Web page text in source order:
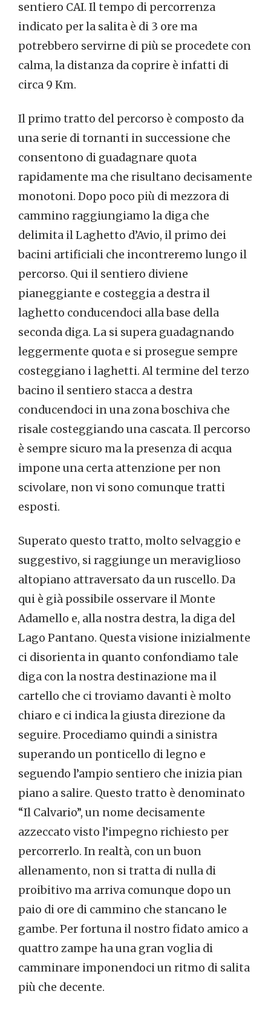
sentiero CAI. Il tempo di percorrenza
indicato per la salita è di 3 ore ma
potrebbero servirne di più se procedete con
calma, la distanza da coprire è infatti di
circa 9 Km.
Il primo tratto del percorso è composto da
una serie di tornanti in successione che
consentono di guadagnare quota
rapidamente ma che risultano decisamente
monotoni. Dopo poco più di mezzora di
cammino raggiungiamo la diga che
delimita il Laghetto d’Avio, il primo dei
bacini artificiali che incontreremo lungo il
percorso. Qui il sentiero diviene
pianeggiante e costeggia a destra il
laghetto conducendoci alla base della
seconda diga. La si supera guadagnando
leggermente quota e si prosegue sempre
costeggiano i laghetti. Al termine del terzo
bacino il sentiero stacca a destra
conducendoci in una zona boschiva che
risale costeggiando una cascata. Il percorso
è sempre sicuro ma la presenza di acqua
impone una certa attenzione per non
scivolare, non vi sono comunque tratti
esposti.
Superato questo tratto, molto selvaggio e
suggestivo, si raggiunge un meraviglioso
altopiano attraversato da un ruscello. Da
qui è già possibile osservare il Monte
Adamello e, alla nostra destra, la diga del
Lago Pantano. Questa visione inizialmente
ci disorienta in quanto confondiamo tale
diga con la nostra destinazione ma il
cartello che ci troviamo davanti è molto
chiaro e ci indica la giusta direzione da
seguire. Procediamo quindi a sinistra
superando un ponticello di legno e
seguendo l’ampio sentiero che inizia pian
piano a salire. Questo tratto è denominato
“Il Calvario”, un nome decisamente
azzeccato visto l’impegno richiesto per
percorrerlo. In realtà, con un buon
allenamento, non si tratta di nulla di
proibitivo ma arriva comunque dopo un
paio di ore di cammino che stancano le
gambe. Per fortuna il nostro fidato amico a
quattro zampe ha una gran voglia di
camminare imponendoci un ritmo di salita
più che decente.